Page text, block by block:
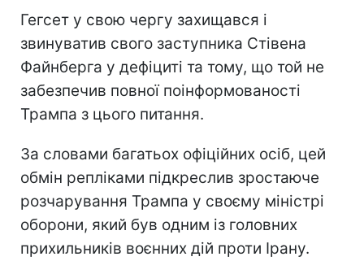
Гегсет у свою чергу захищався і
звинуватив свого заступника Стівена
Файнберга у дефіциті та тому, що той не
забезпечив повної поінформованості
Трампа з цього питання.
За словами багатьох офіційних осіб, цей
обмін репліками підкреслив зростаюче
розчарування Трампа у своєму міністрі
оборони, який був одним із головних
прихильників воєнних дій проти Ірану.